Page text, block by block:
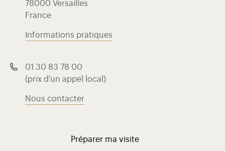
78000 Versailles
France
Informations pratiques
01 30 83 78 00
(prix d'un appel local)
Nous contacter
Préparer ma visite